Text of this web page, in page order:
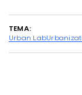
ТЕМА:
Urban Lab